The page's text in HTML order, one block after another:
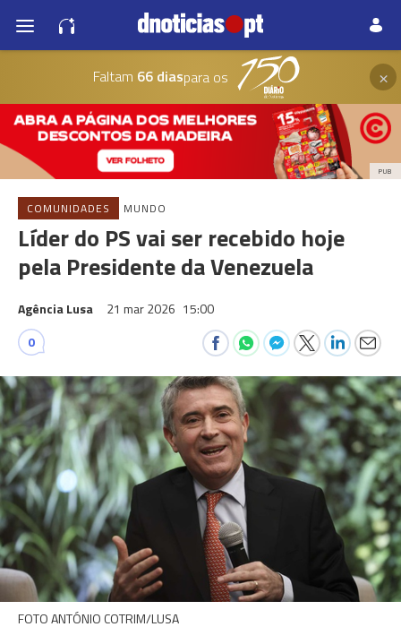
Faltam 66 diaspara os ×
PUB
COMUNIDADES MUNDO
Líder do PS vai ser recebido hoje
pela Presidente da Venezuela
Agência Lusa 21 mar 2026 15:00
0
FOTO ANTÓNIO COTRIM/LUSA